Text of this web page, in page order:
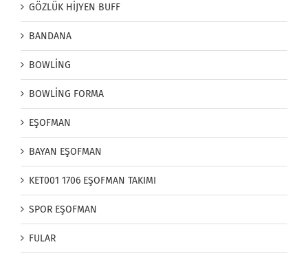
GÖZLÜK HİJYEN BUFF
BANDANA
BOWLİNG
BOWLİNG FORMA
EŞOFMAN
BAYAN EŞOFMAN
KET001 1706 EŞOFMAN TAKIMI
SPOR EŞOFMAN
FULAR